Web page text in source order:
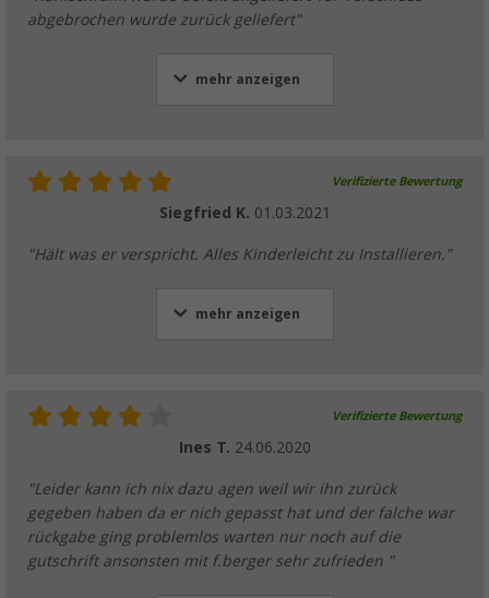
abgebrochen wurde zurück geliefert"
mehr anzeigen
Verifizierte Bewertung
Siegfried K. 01.03.2021
"Hält was er verspricht. Alles Kinderleicht zu Installieren."
mehr anzeigen
Verifizierte Bewertung
Ines T. 24.06.2020
"Leider kann ich nix dazu agen weil wir ihn zurück
gegeben haben da er nich gepasst hat und der falche war
rückgabe ging problemlos warten nur noch auf die
gutschrift ansonsten mit f.berger sehr zufrieden "